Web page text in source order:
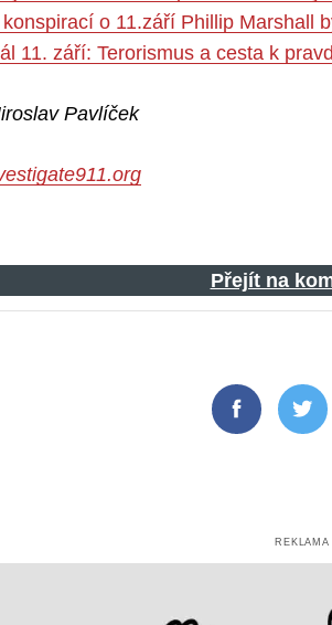
o 11.září Phillip Marshall
11. září: Terorismus a cesta k
Pavlíček
Přejít na
Facebook
REKLAMA